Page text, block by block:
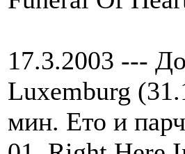
17.3.2003 ---
Luxemburg
мин. Ето и